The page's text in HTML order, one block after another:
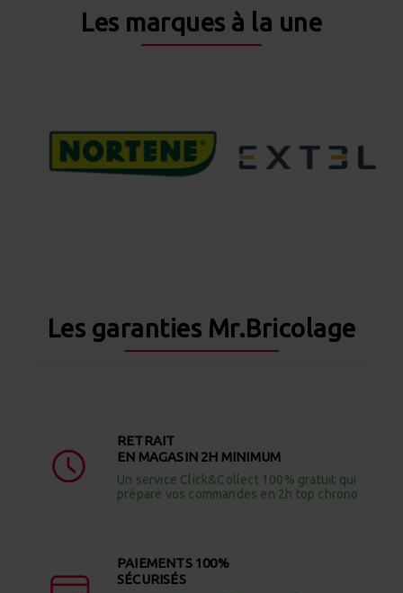
Les marques à la une
Les garanties Mr.Bricolage
RETRAIT
EN MAGASIN 2H MINIMUM
Un service Click&Collect 100% gratuit qui
prépare vos commandes en 2h top chrono
PAIEMENTS 100%
SÉCURISÉS